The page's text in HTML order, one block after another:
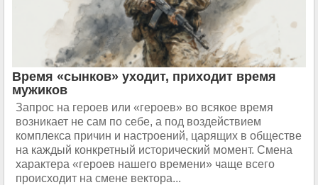
Время «сынков» уходит, приходит время
мужиков
Запрос на героев или «героев» во всякое время
возникает не сам по себе, а под воздействием
комплекса причин и настроений, царящих в обществе
на каждый конкретный исторический момент. Смена
характера «героев нашего времени» чаще всего
происходит на смене вектора...